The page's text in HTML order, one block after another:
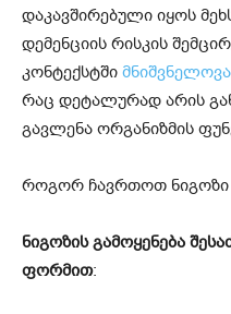
დაკავშირებული იყოს
დემენციის რისკის
კონტექსტში
რაც დეტალურად არის
გავლენა ორგანიზმის
როგორ ჩავრთოთ
ნიგოზის გამოყენება
ფორმით: